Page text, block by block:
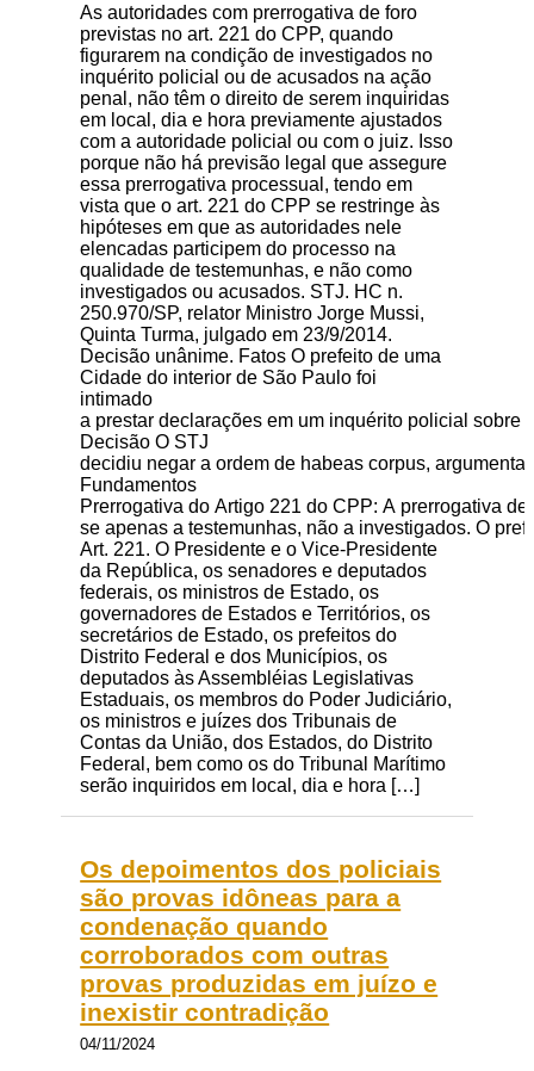
As autoridades com prerrogativa de foro
previstas no art. 221 do CPP, quando
figurarem na condição de investigados no
inquérito policial ou de acusados na ação
penal, não têm o direito de serem inquiridas
em local, dia e hora previamente ajustados
com a autoridade policial ou com o juiz. Isso
porque não há previsão legal que assegure
essa prerrogativa processual, tendo em
vista que o art. 221 do CPP se restringe às
hipóteses em que as autoridades nele
elencadas participem do processo na
qualidade de testemunhas, e não como
investigados ou acusados. STJ. HC n.
250.970/SP, relator Ministro Jorge Mussi,
Quinta Turma, julgado em 23/9/2014.
Decisão unânime. Fatos O prefeito de uma
Cidade do interior de São Paulo foi
intimado
a prestar declarações em um inquérito policial
Decisão O STJ
decidiu negar a ordem de habeas corpus,
Fundamentos
Prerrogativa do Artigo 221 do CPP: A prerrogativa
se apenas a testemunhas, não a investigados. O
Art. 221. O Presidente e o Vice-Presidente
da República, os senadores e deputados
federais, os ministros de Estado, os
governadores de Estados e Territórios, os
secretários de Estado, os prefeitos do
Distrito Federal e dos Municípios, os
deputados às Assembléias Legislativas
Estaduais, os membros do Poder Judiciário,
os ministros e juízes dos Tribunais de
Contas da União, dos Estados, do Distrito
Federal, bem como os do Tribunal Marítimo
serão inquiridos em local, dia e hora […]
Os depoimentos dos policiais
são provas idôneas para a
condenação quando
corroborados com outras
provas produzidas em juízo e
inexistir contradição
04/11/2024